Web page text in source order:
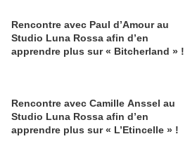
Rencontre avec Paul d’Amour au
Studio Luna Rossa afin d’en
apprendre plus sur « Bitcherland » !
Rencontre avec Camille Anssel au
Studio Luna Rossa afin d’en
apprendre plus sur « L’Etincelle » !